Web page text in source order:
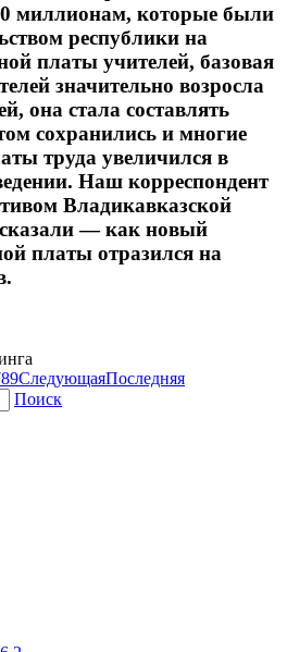
миллионам, которые были
республики на
платы учителей, базовая
значительно возросла
она стала составлять
сохранились и многие
труда увеличился в
Наш корреспондент
Владикавказской
— как новый
платы отразился на
89СледующаяПоследняя
Поиск